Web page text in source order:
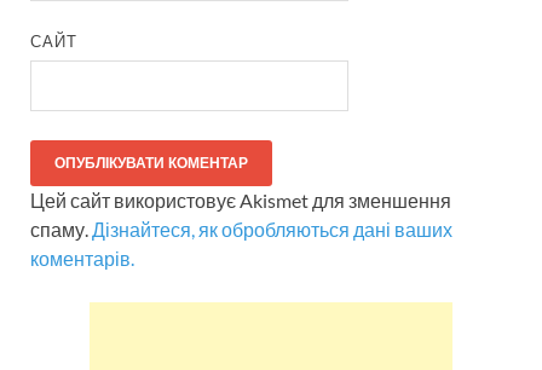
САЙТ
Цей сайт використовує Akismet для зменшення
спаму.Дізнайтеся, як обробляються дані ваших
коментарів.